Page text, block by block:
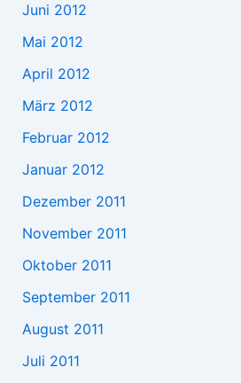
Juni 2012
Mai 2012
April 2012
März 2012
Februar 2012
Januar 2012
Dezember 2011
November 2011
Oktober 2011
September 2011
August 2011
Juli 2011